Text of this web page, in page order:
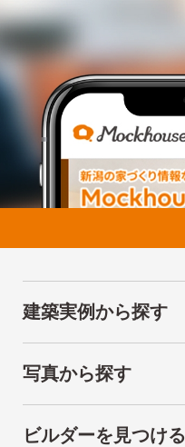
建築実例から探す
写真から探す
ビルダーを見つける